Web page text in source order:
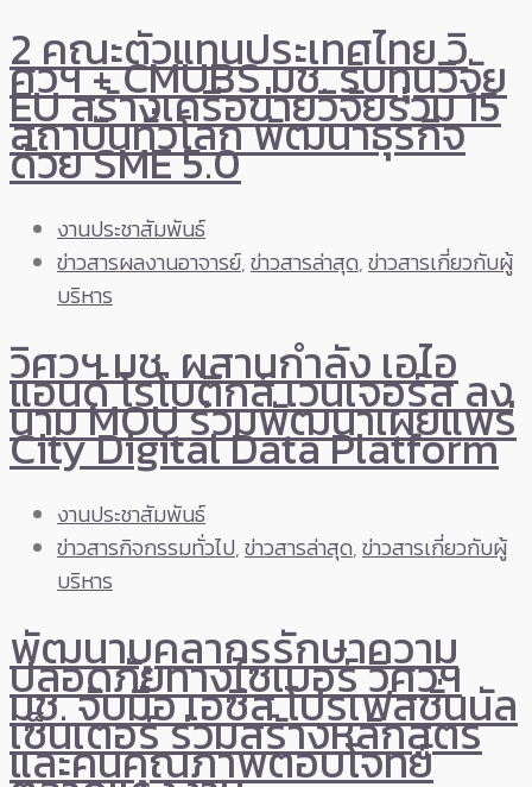
2 คณะตัวแทนประเทศไทย วิ
ศวฯ + CMUBS มช. รับทุนวิจัย
EU สร้างเครือข่ายวิจัยร่วม 15
สถาบันทั่วโลก พัฒนาธุรกิจ
ด้วย SME 5.0
งานประชาสัมพันธ์
ข่าวสารผลงานอาจารย์,ข่าวสารล่าสุด,ข่าวสารเกี่ยวกับผู้
บริหาร
วิศวฯ มช. ผสานกำลัง เอไอ
แอนด์ โรโบติกส์ เวนเจอร์ส ลง
นาม MOU ร่วมพัฒนาเผยแพร่
City Digital Data Platform
งานประชาสัมพันธ์
ข่าวสารกิจกรรมทั่วไป,ข่าวสารล่าสุด,ข่าวสารเกี่ยวกับผู้
บริหาร
พัฒนาบุคลากรรักษาความ
ปลอดภัยทางไซเบอร์ วิศวฯ
มช. จับมือ เอซิส โปรเฟสชั่นนัล
เซ็นเตอร์ ร่วมสร้างหลักสูตร
และคนคุณภาพตอบโจทย์